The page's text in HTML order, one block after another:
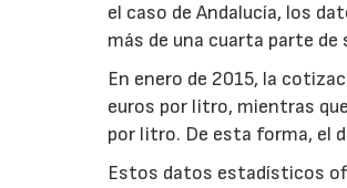
el caso de Andalucía, los
más de una cuarta parte de
En enero de 2015, la
euros por litro, mientras
por litro. De esta forma, el
Estos datos estadísticos